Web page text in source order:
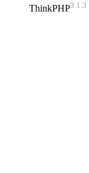
ThinkPHP3.1.3